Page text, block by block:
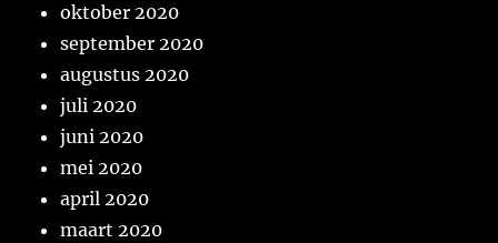
oktober 2020
september 2020
augustus 2020
juli 2020
juni 2020
mei 2020
april 2020
maart 2020